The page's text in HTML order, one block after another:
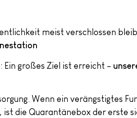
meist verschlossen
großes Ziel ist erreicht –
Wenn ein verängstigtes
die Quarantänebox der erste